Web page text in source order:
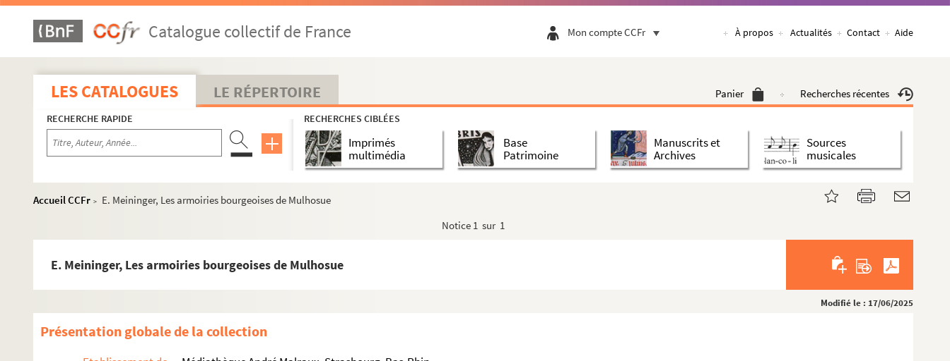
Catalogue collectif de France Mon compte CCFr À propos Actualités Contact Aide
LES CATALOGUES LE RÉPERTOIRE Panier Recherches récentes
RECHERCHE RAPIDE RECHERCHES CIBLÉES
Imprimés
multimédia
Base
Patrimoine
Manuscrits et
Archives
Sources
musicales
Accueil CCFr >
E. Meininger, Les armoiries bourgeoises de Mulhosue
Notice 1 sur 1
E. Meininger, Les armoiries bourgeoises de Mulhosue
Modifié le : 17/06/2025
Présentation globale de la collection
O. Canz, Philipp Fontana, Erzbischof von Ravenna
O. Cartellieri, Philipp der Kühne von Burgund
M. Janssen, Jakob Fugger, der Reiche, tom. I
J. Sieber, Zur Geschichte des Reichsmatrikelwesens (1422-1521)
A. Walther, Die Angaende Karls V
R. Steinert, Das Territorium der Stadt Mülhausen
J. Cordy, Correspondance du maréchal de Vivorne sur Candie
A. Hauck, Kirchengeschichte Deutschlands, tom. V, 1
N. Jorga, Geschichte des Osmanischen Reiches, tom. IV